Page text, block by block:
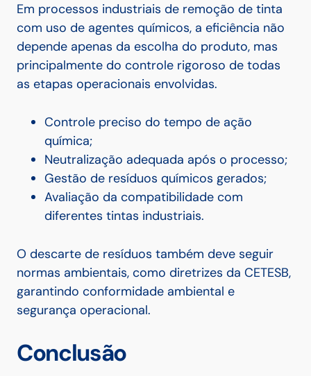
Em processos industriais de remoção de tinta
com uso de agentes químicos, a eficiência não
depende apenas da escolha do produto, mas
principalmente do controle rigoroso de todas
as etapas operacionais envolvidas.
Controle preciso do tempo de ação
química;
Neutralização adequada após o processo;
Gestão de resíduos químicos gerados;
Avaliação da compatibilidade com
diferentes tintas industriais.
O descarte de resíduos também deve seguir
normas ambientais, como diretrizes da CETESB,
garantindo conformidade ambiental e
segurança operacional.
Conclusão